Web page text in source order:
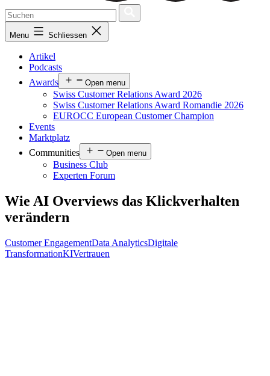
Menu Schliessen
Artikel
Podcasts
Awards
Open menu
Swiss Customer Relations Award 2026
Swiss Customer Relations Award Romandie 2026
EUROCC European Customer Champion
Events
Marktplatz
Communities
Open menu
Business Club
Experten Forum
Wie AI Overviews das Klickverhalten
verändern
Customer EngagementData AnalyticsDigitale
TransformationKIVertrauen